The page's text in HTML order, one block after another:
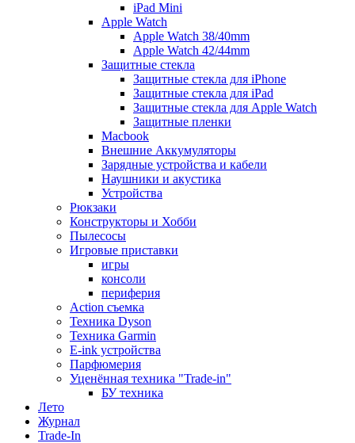
iPad Mini
Apple Watch
Apple Watch 38/40mm
Apple Watch 42/44mm
Защитные стекла
Защитные стекла для iPhone
Защитные стекла для iPad
Защитные стекла для Apple Watch
Защитные пленки
Macbook
Внешние Аккумуляторы
Зарядные устройства и кабели
Наушники и акустика
Устройства
Рюкзаки
Конструкторы и Хобби
Пылесосы
Игровые приставки
игры
консоли
периферия
Action съемка
Техника Dyson
Техника Garmin
E-ink устройства
Парфюмерия
Уценённая техника "Trade-in"
БУ техника
Лето
Журнал
Trade-In